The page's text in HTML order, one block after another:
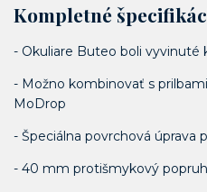
Kompletné
- Okuliare Buteo boli vyvinuté
- Možno kombinovať s
MoDrop
- Špeciálna povrchová úprava
- 40 mm protišmykový popruh